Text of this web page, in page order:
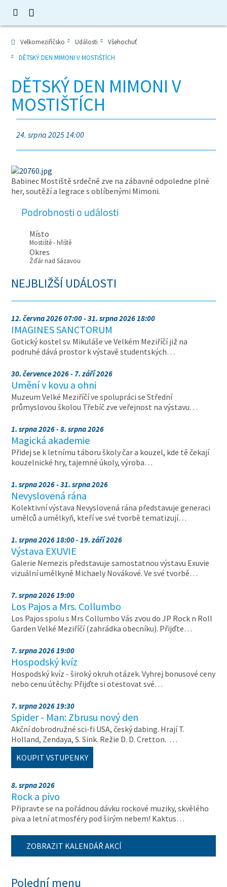
Velkomeziříčsko Události
Všehochuť
DĚTSKÝ DEN MIMONI V MOSTIŠTÍCH
DĚTSKÝ DEN MIMONI V
MOSTIŠTÍCH
24. srpna 2025 14:00
Babinec Mostiště srdečně zve na zábavné odpoledne plné
her, soutěží a legrace s oblíbenými Mimoni.
Podrobnosti o události
Místo
Mostiště - hřiště
Okres
Žďár nad Sázavou
NEJBLIŽŠÍ UDÁLOSTI
12. června 2026 07:00 - 31. srpna 2026 18:00
IMAGINES SANCTORUM
Gotický kostel sv. Mikuláše ve Velkém Meziříčí již na
podruhé dává prostor k výstavě studentských…
30. července 2026 - 7. září 2026
Umění v kovu a ohni
Muzeum Velké Meziříčí ve spolupráci se Střední
průmyslovou školou Třebíč zve veřejnost na výstavu…
1. srpna 2026 - 8. srpna 2026
Magická akademie
Přidej se k letnímu táboru školy čar a kouzel, kde tě čekají
kouzelnické hry, tajemné úkoly, výroba…
1. srpna 2026 - 31. srpna 2026
Nevyslovená rána
Kolektivní výstava Nevyslovená rána představuje generaci
umělců a umělkyň, kteří ve své tvorbě tematizují…
1. srpna 2026 18:00 - 19. září 2026
Výstava EXUVIE
Galerie Nemezis představuje samostatnou výstavu Exuvie
vizuální umělkyně Michaely Novákové. Ve své tvorbě…
7. srpna 2026 19:00
Los Pajos a Mrs. Collumbo
Los Pajos spolu s Mrs Collumbo Vás zvou do JP Rock n Roll
Garden Velké Meziříčí (zahrádka obecníku). Přijďte…
7. srpna 2026 19:00
Hospodský kvíz
Hospodský kvíz - široký okruh otázek. Vyhrej bonusové ceny
nebo cenu útěchy. Přijďte si otestovat své…
7. srpna 2026 19:30
Spider - Man: Zbrusu nový den
Akční dobrodružné sci-fi USA, český dabing. Hrají T.
Holland, Zendaya, S. Sink. Režie D. D. Cretton. …
KOUPIT VSTUPENKY
8. srpna 2026
Rock a pivo
Připravte se na pořádnou dávku rockové muziky, skvělého
piva a letní atmosféry pod širým nebem! Kaktus…
ZOBRAZIT KALENDÁŘ AKCÍ
Polední menu